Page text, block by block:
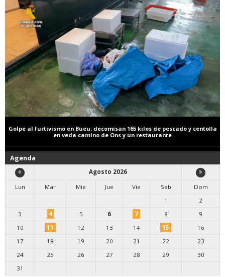
Golpe al furtivismo en Bueu: decomisan 165 kilos de pescado y centolla
en veda camino de Ons y un restaurante
Agenda
Agosto 2026
Lun
Mar Mie Jue Vie Sab
Dom
1
2
3
4 5 6 7 8
9
10
11 12 13 14 15
16
17
18 19 20 21 22
23
24
25 26 27 28 29
30
31